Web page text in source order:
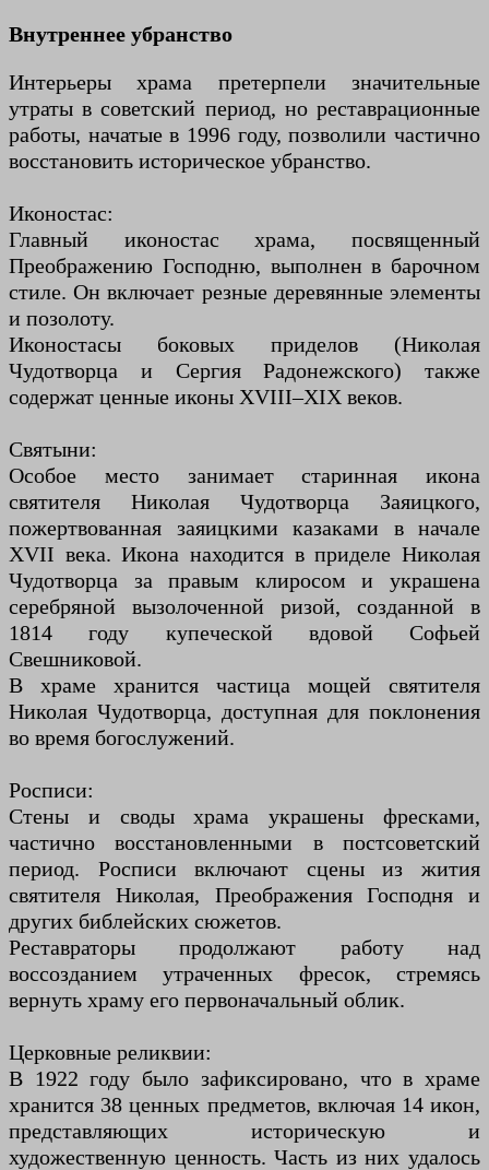
Внутреннее убранство
Интерьеры храма претерпели значительные
утраты в советский период, но реставрационные
работы, начатые в 1996 году, позволили частично
восстановить историческое убранство.
Иконостас:
Главный иконостас храма, посвященный
Преображению Господню, выполнен в барочном
стиле. Он включает резные деревянные элементы
и позолоту.
Иконостасы боковых приделов (Николая
Чудотворца и Сергия Радонежского) также
содержат ценные иконы XVIII–XIX веков.
Святыни:
Особое место занимает старинная икона
святителя Николая Чудотворца Заяицкого,
пожертвованная заяицкими казаками в начале
XVII века. Икона находится в приделе Николая
Чудотворца за правым клиросом и украшена
серебряной вызолоченной ризой, созданной в
1814 году купеческой вдовой Софьей
Свешниковой.
В храме хранится частица мощей святителя
Николая Чудотворца, доступная для поклонения
во время богослужений.
Росписи:
Стены и своды храма украшены фресками,
частично восстановленными в постсоветский
период. Росписи включают сцены из жития
святителя Николая, Преображения Господня и
других библейских сюжетов.
Реставраторы продолжают работу над
воссозданием утраченных фресок, стремясь
вернуть храму его первоначальный облик.
Церковные реликвии:
В 1922 году было зафиксировано, что в храме
хранится 38 ценных предметов, включая 14 икон,
представляющих историческую и
художественную ценность. Часть из них удалось